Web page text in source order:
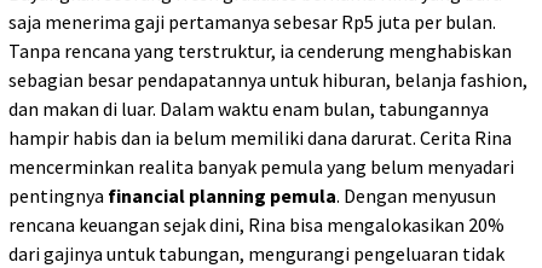
saja menerima gaji pertamanya sebesar Rp5 juta per bulan.
Tanpa rencana yang terstruktur, ia cenderung menghabiskan
sebagian besar pendapatannya untuk hiburan, belanja fashion,
dan makan di luar. Dalam waktu enam bulan, tabungannya
hampir habis dan ia belum memiliki dana darurat. Cerita Rina
mencerminkan realita banyak pemula yang belum menyadari
pentingnya financial planning pemula. Dengan menyusun
rencana keuangan sejak dini, Rina bisa mengalokasikan 20%
dari gajinya untuk tabungan, mengurangi pengeluaran tidak